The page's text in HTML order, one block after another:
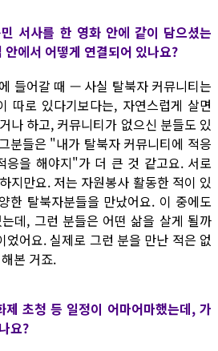
서사를 한 영화 안에 같이 담으셨는
에서 어떻게 연결되어 있나요?
들어갈 때 — 사실 탈북자 커뮤니티는
따로 있다기보다는, 자연스럽게 살면
나 하고, 커뮤니티가 없으신 분들도 있
분들은 "내가 탈북자 커뮤니티에 적응
응을 해야지"가 더 큰 것 같고요. 서로
지만요. 저는 자원봉사 활동한 적이 있
한 탈북자분들을 만났어요. 이 중에도
데, 그런 분들은 어떤 삶을 살게 될까
어요. 실제로 그런 분을 만난 적은 없
본 거죠.
초청 등 일정이 어마어마했는데, 가
요?